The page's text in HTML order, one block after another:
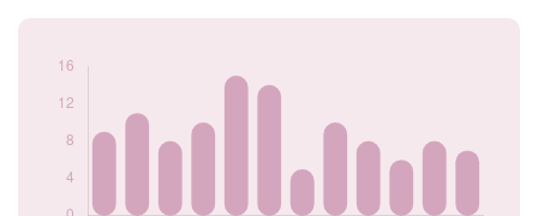
Popularité du
prénom Elis par
2023
2024